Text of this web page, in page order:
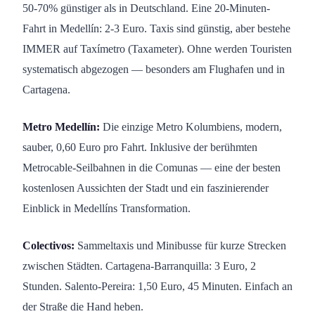
50-70% günstiger als in Deutschland. Eine 20-Minuten-
Fahrt in Medellín: 2-3 Euro. Taxis sind günstig, aber bestehe
IMMER auf Taxímetro (Taxameter). Ohne werden Touristen
systematisch abgezogen — besonders am Flughafen und in
Cartagena.
Metro Medellín: Die einzige Metro Kolumbiens, modern,
sauber, 0,60 Euro pro Fahrt. Inklusive der berühmten
Metrocable-Seilbahnen in die Comunas — eine der besten
kostenlosen Aussichten der Stadt und ein faszinierender
Einblick in Medellíns Transformation.
Colectivos: Sammeltaxis und Minibusse für kurze Strecken
zwischen Städten. Cartagena-Barranquilla: 3 Euro, 2
Stunden. Salento-Pereira: 1,50 Euro, 45 Minuten. Einfach an
der Straße die Hand heben.